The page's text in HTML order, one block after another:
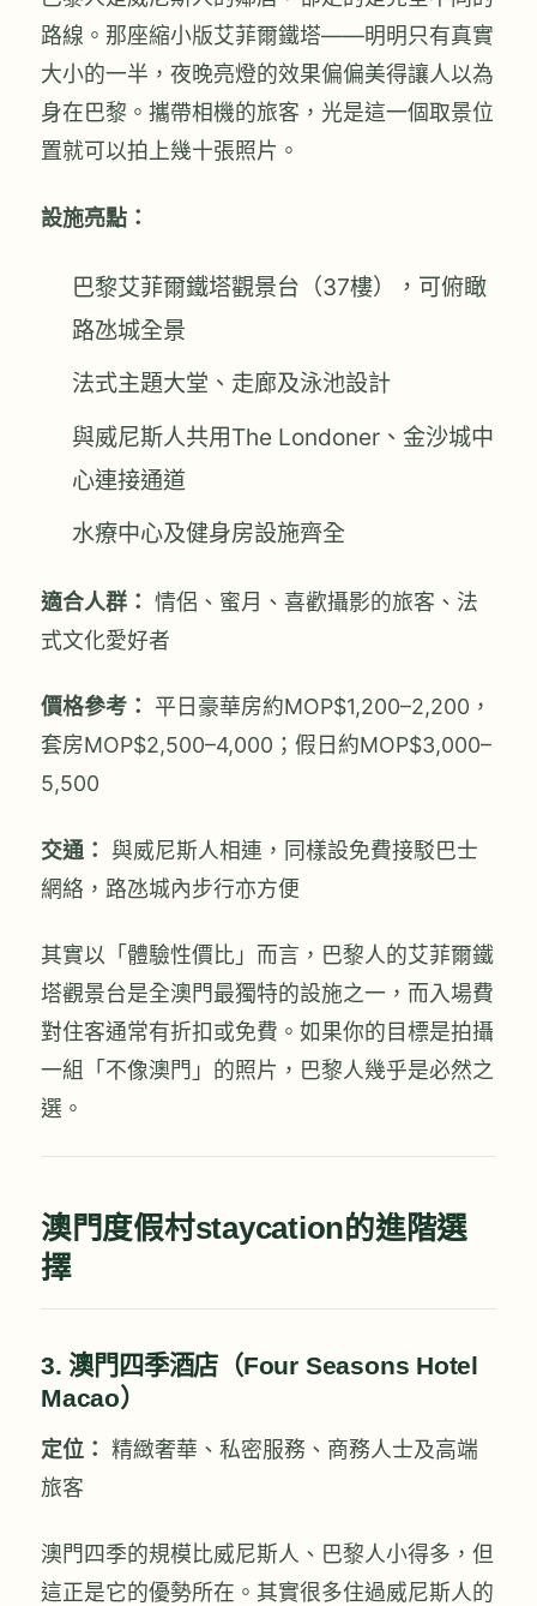
路線。那座縮小版艾菲爾鐵塔——明明只有真實
大小的一半，夜晚亮燈的效果偏偏美得讓人以為
身在巴黎。攜帶相機的旅客，光是這一個取景位
置就可以拍上幾十張照片。
設施亮點：
巴黎艾菲爾鐵塔觀景台（37樓），可俯瞰
路氹城全景
法式主題大堂、走廊及泳池設計
與威尼斯人共用The Londoner、金沙城中
心連接通道
水療中心及健身房設施齊全
適合人群： 情侶、蜜月、喜歡攝影的旅客、法
式文化愛好者
價格參考：
平日豪華房約MOP$1,200–2,200，
套房MOP$2,500–4,000；假日約MOP$3,000–
5,500
交通： 與威尼斯人相連，同樣設免費接駁巴士
網絡，路氹城內步行亦方便
其實以「體驗性價比」而言，巴黎人的艾菲爾鐵
塔觀景台是全澳門最獨特的設施之一，而入場費
對住客通常有折扣或免費。如果你的目標是拍攝
一組「不像澳門」的照片，巴黎人幾乎是必然之
選。
澳門度假村staycation的進階選
擇
3. 澳門四季酒店（Four Seasons Hotel
Macao）
定位： 精緻奢華、私密服務、商務人士及高端
旅客
澳門四季的規模比威尼斯人、巴黎人小得多，但
這正是它的優勢所在。其實很多住過威尼斯人的